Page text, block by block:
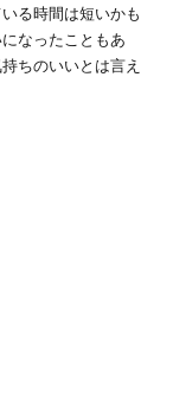
る時間は短いかも
なったこともあ
ちのいいとは言え